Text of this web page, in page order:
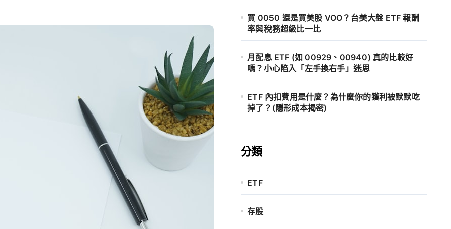
買 0050 還是買美股 VOO？台美大盤 ETF 報酬
率與稅務超級比一比
月配息 ETF (如 00929、00940) 真的比較好
嗎？小心陷入「左手換右手」迷思
ETF 內扣費用是什麼？為什麼你的獲利被默默吃
掉了？(隱形成本揭密)
分類
ETF
存股